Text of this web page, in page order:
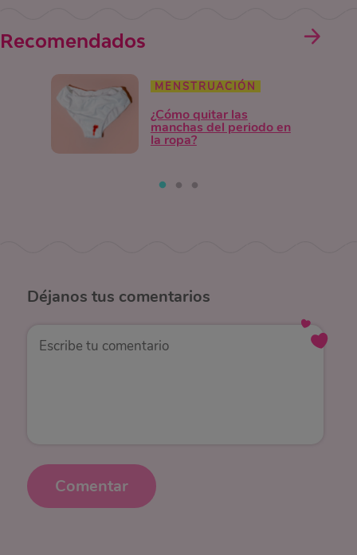
Recomendados
MENSTRUACIÓN
¿Cómo quitar las
manchas del periodo en
la ropa?
Déjanos tus comentarios
Comentar